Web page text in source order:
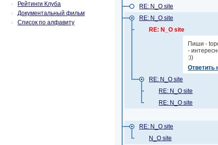
Рейтинги Клуба
Документальный фильм
Список по алфавиту
RE: N_O site
RE: N_O site
RE: N_O site
Пиши -
-
:))
Ответить
RE: N_O site
RE: N_O site
RE: N_O site
RE: N_O site
N_O site